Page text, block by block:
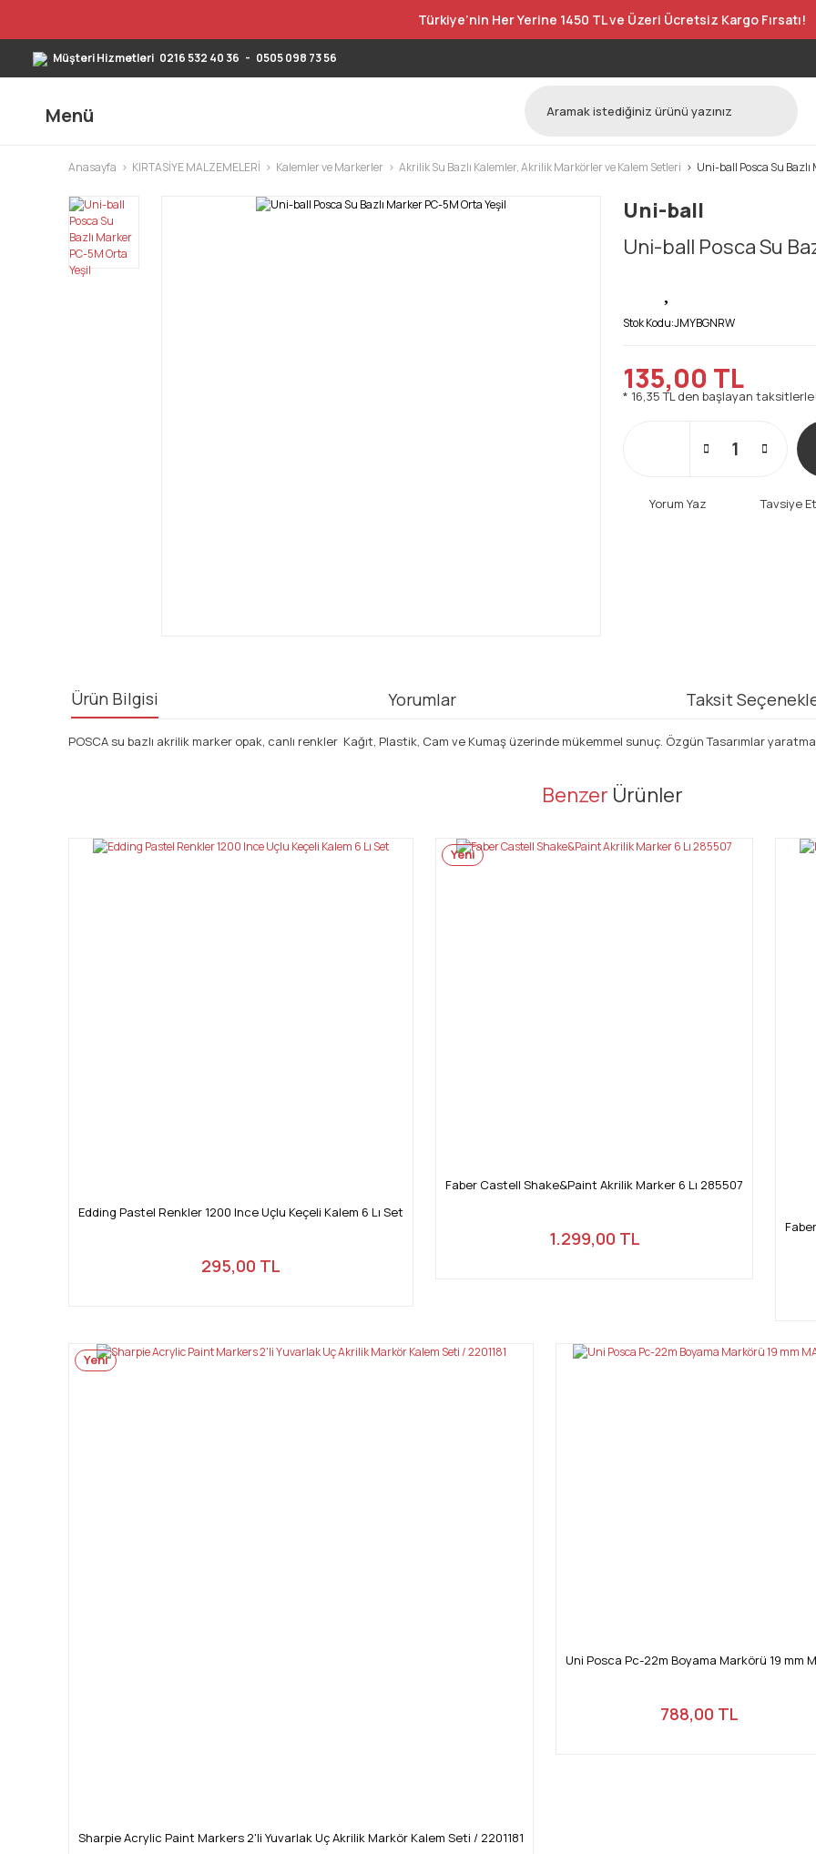
Türkiye’nin Her Yerine 1450 TL ve Üzeri Ücretsiz Kargo Fırsatı!
Müşteri Hizmetleri 0216 532 40 36 - 0505 098 73 56
Menü
Anasayfa KIRTASİYE MALZEMELERİ Kalemler ve Markerler Akrilik Su Bazlı Kalemler, Akrilik Markörler ve Kalem Setleri Uni-ball Posca Su
Uni-ball
Uni-ball Posca Su
Stok Kodu:JMYBGNRW
135,00 TL
* 16,35 TL den başlayan
Yorum Yaz Tavsiye Et
Ürün Bilgisi Yorumlar Taksit
POSCA su bazlı akrilik marker opak, canlı renkler Kağıt, Plastik, Cam ve Kumaş üzerinde mükemmel sunuç. Özgün Tasarımlar
Bu ürünün fiyat bilgisi, resim, ürün açıklamalarında ve diğer konularda yetersiz gördüğünüz noktaları öneri formunu kullanarak
Ürün resmi kalitesiz, bozuk veya görüntülenemiyor.
Benzer Ürünler
Edding Pastel Renkler 1200 Ince Uçlu Keçeli Kalem 6 Lı Set
295,00 TL
Yeni
Faber Castell Shake&Paint Akrilik Marker 6 Lı 285507
1.299,00 TL
Yeni
Sharpie Acrylic Paint Markers 2'li Yuvarlak Uç Akrilik Markör Kalem Seti / 2201181
Uni Posca Pc-22m Boyama Markörü 19 mm
788,00 TL